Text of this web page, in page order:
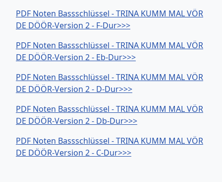
PDF Noten Bassschlüssel - TRINA KUMM MAL VÖR
DE DÖÖR-Version 2 - F-Dur>>>
PDF Noten Bassschlüssel - TRINA KUMM MAL VÖR
DE DÖÖR-Version 2 - Eb-Dur>>>
PDF Noten Bassschlüssel - TRINA KUMM MAL VÖR
DE DÖÖR-Version 2 - D-Dur>>>
PDF Noten Bassschlüssel - TRINA KUMM MAL VÖR
DE DÖÖR-Version 2 - Db-Dur>>>
PDF Noten Bassschlüssel - TRINA KUMM MAL VÖR
DE DÖÖR-Version 2 - C-Dur>>>